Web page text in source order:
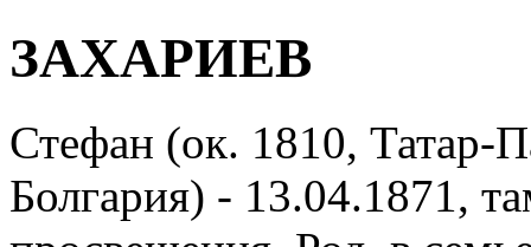
ЗАХАРИЕВ
Стефан (ок. 1810, Татар-
Болгария) - 13.04.1871,